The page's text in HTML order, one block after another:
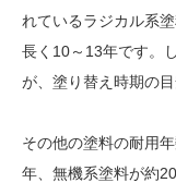
れているラジカル系
長く10～13年です。
が、塗り替え時期の
その他の塗料の耐用
年、無機系塗料が約